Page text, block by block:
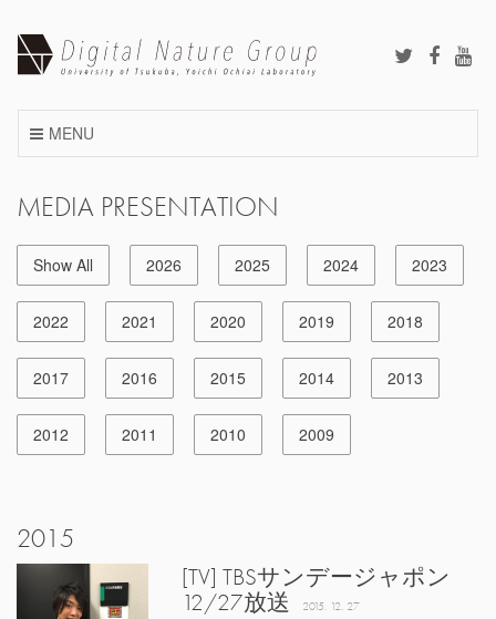
content
MENU
MEDIA PRESENTATION
Show All 2026 2025 2024 2023
2022 2021 2020 2019 2018
2017 2016 2015 2014 2013
2012 2011 2010 2009
2015
[TV] TBSサンデージャポン
12/27放送
2015. 12. 27